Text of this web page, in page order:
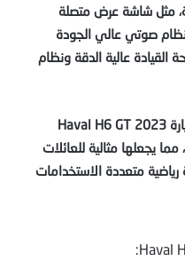
مثل شاشة عرض متصلة
10.25 بوصة ونظام صوتي عالي الجودة
عالية الدقة ونظام
مساحة داخلية واسعة: تتميز سيارة Haval H6 GT 2023
يجعلها مثالية للعائلات
رياضية متعددة الاستخدامات